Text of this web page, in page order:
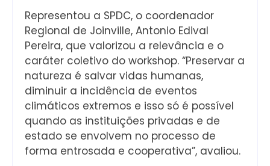
Representou a SPDC, o coordenador
Regional de Joinville, Antonio Edival
Pereira, que valorizou a relevância e o
caráter coletivo do workshop. “Preservar a
natureza é salvar vidas humanas,
diminuir a incidência de eventos
climáticos extremos e isso só é possível
quando as instituições privadas e de
estado se envolvem no processo de
forma entrosada e cooperativa”, avaliou.